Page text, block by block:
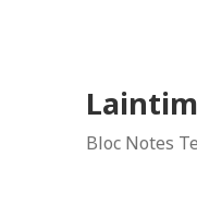
Bloc Notes